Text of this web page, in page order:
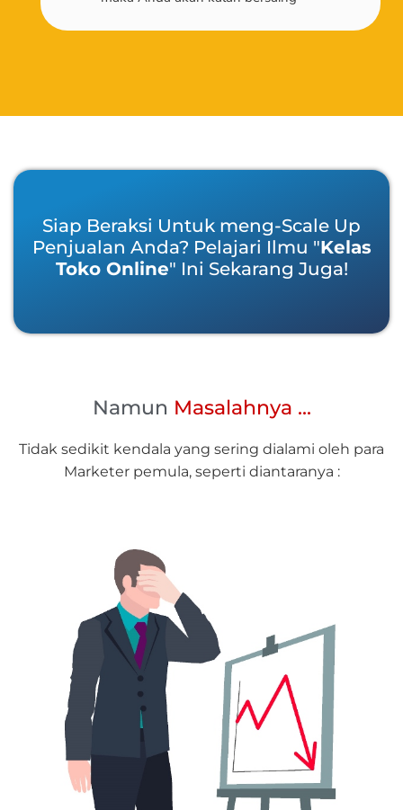
Siap Beraksi Untuk meng-Scale Up
Penjualan Anda? Pelajari Ilmu "Kelas
Toko Online" Ini Sekarang Juga!
Namun Masalahnya ...
Tidak sedikit kendala yang sering dialami oleh para
Marketer pemula, seperti diantaranya :